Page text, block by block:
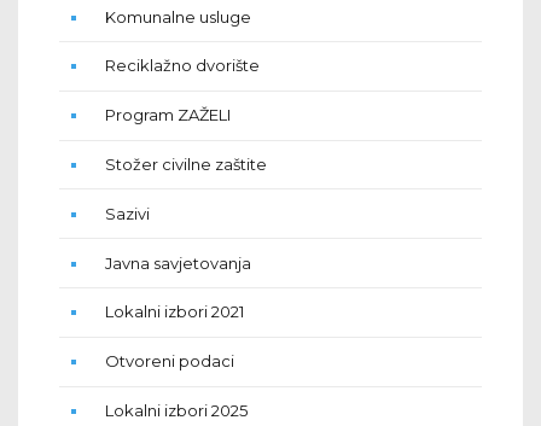
Komunalne usluge
Reciklažno dvorište
Program ZAŽELI
Stožer civilne zaštite
Sazivi
Javna savjetovanja
Lokalni izbori 2021
Otvoreni podaci
Lokalni izbori 2025